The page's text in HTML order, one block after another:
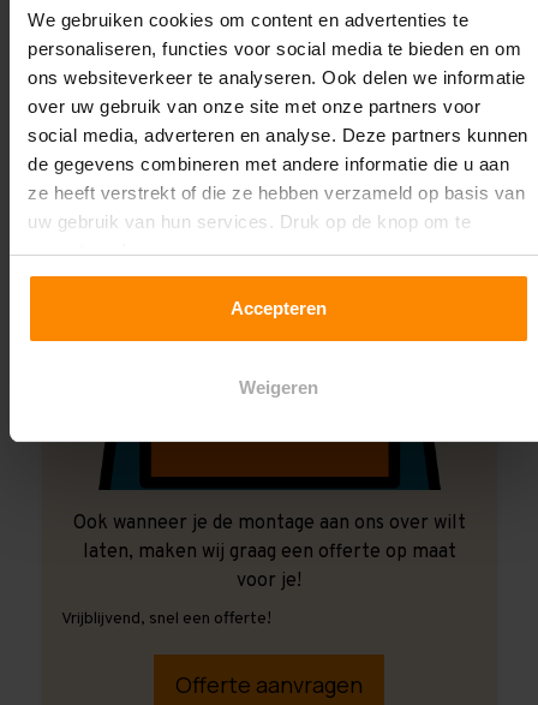
We gebruiken cookies om content en advertenties te
personaliseren, functies voor social media te bieden en om
ons websiteverkeer te analyseren. Ook delen we informatie
over uw gebruik van onze site met onze partners voor
social media, adverteren en analyse. Deze partners kunnen
de gegevens combineren met andere informatie die u aan
ze heeft verstrekt of die ze hebben verzameld op basis van
uw gebruik van hun services. Druk op de knop om te
accepteren!
Accepteren
Weigeren
Laat ons het doen!
Ook wanneer je de montage aan ons over wilt
laten, maken wij graag een offerte op maat
voor je!
Vrijblijvend, snel een offerte!
Offerte aanvragen